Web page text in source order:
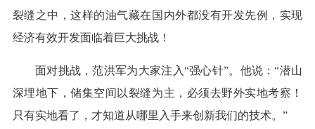
裂缝之中，这样的油气藏在国内外都没有开发先例，实现
经济有效开发面临着巨大挑战！
面对挑战，范洪军为大家注入“强心针”。他说：“潜山
深埋地下，储集空间以裂缝为主，必须去野外实地考察！
只有实地看了，才知道从哪里入手来创新我们的技术。”